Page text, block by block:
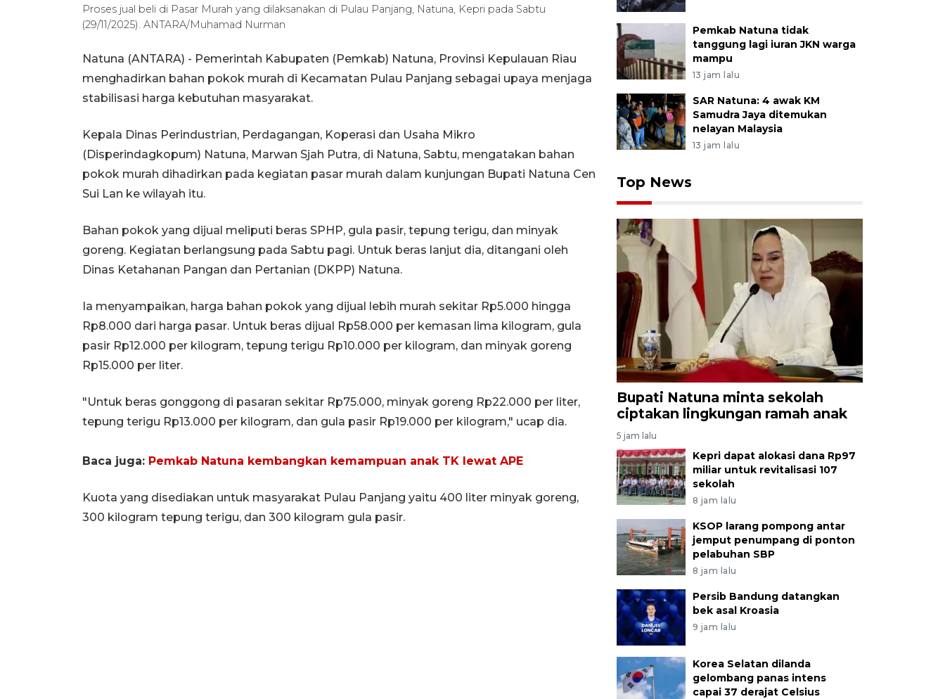
Proses jual beli di Pasar Murah yang dilaksanakan di Pulau Panjang, Natuna, Kepri pada Sabtu
(29/11/2025). ANTARA/Muhamad Nurman
Natuna (ANTARA) - Pemerintah Kabupaten (Pemkab) Natuna, Provinsi Kepulauan Riau
menghadirkan bahan pokok murah di Kecamatan Pulau Panjang sebagai upaya menjaga
stabilisasi harga kebutuhan masyarakat.
Kepala Dinas Perindustrian, Perdagangan, Koperasi dan Usaha Mikro
(Disperindagkopum) Natuna, Marwan Sjah Putra, di Natuna, Sabtu, mengatakan bahan
pokok murah dihadirkan pada kegiatan pasar murah dalam kunjungan Bupati Natuna Cen
Sui Lan ke wilayah itu.
Bahan pokok yang dijual meliputi beras SPHP, gula pasir, tepung terigu, dan minyak
goreng. Kegiatan berlangsung pada Sabtu pagi. Untuk beras lanjut dia, ditangani oleh
Dinas Ketahanan Pangan dan Pertanian (DKPP) Natuna.
Ia menyampaikan, harga bahan pokok yang dijual lebih murah sekitar Rp5.000 hingga
Rp8.000 dari harga pasar. Untuk beras dijual Rp58.000 per kemasan lima kilogram, gula
pasir Rp12.000 per kilogram, tepung terigu Rp10.000 per kilogram, dan minyak goreng
Rp15.000 per liter.
"Untuk beras gonggong di pasaran sekitar Rp75.000, minyak goreng Rp22.000 per liter,
tepung terigu Rp13.000 per kilogram, dan gula pasir Rp19.000 per kilogram," ucap dia.
Baca juga: Pemkab Natuna kembangkan kemampuan anak TK lewat APE
Kuota yang disediakan untuk masyarakat Pulau Panjang yaitu 400 liter minyak goreng,
300 kilogram tepung terigu, dan 300 kilogram gula pasir.
Pemkab Natuna tidak
tanggung lagi iuran JKN warga
mampu
13 jam lalu
SAR Natuna: 4 awak KM
Samudra Jaya ditemukan
nelayan Malaysia
13 jam lalu
Top News
Bupati Natuna minta sekolah
ciptakan lingkungan ramah anak
5 jam lalu
Kepri dapat alokasi dana Rp97
miliar untuk revitalisasi 107
sekolah
8 jam lalu
KSOP larang pompong antar
jemput penumpang di ponton
pelabuhan SBP
8 jam lalu
Persib Bandung datangkan
bek asal Kroasia
9 jam lalu
Korea Selatan dilanda
gelombang panas intens
capai 37 derajat Celsius